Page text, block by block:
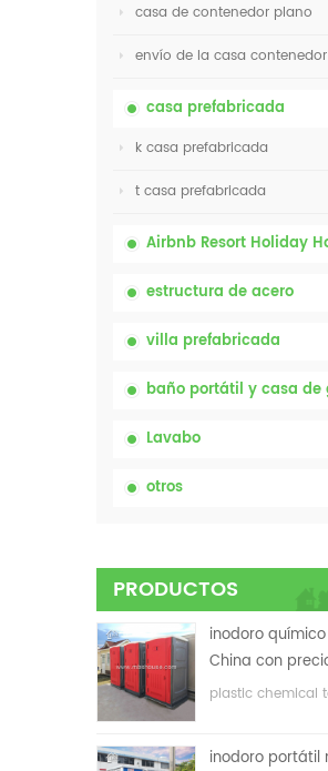
casa de contenedor plano
envío de la casa contenedor
casa prefabricada
k casa prefabricada
t casa prefabricada
Airbnb Resort Holiday
estructura de acero
villa prefabricada
baño portátil y casa de
Lavabo
otros
PRODUCTOS
inodoro
China con
plastic chemical
inodoro portátil